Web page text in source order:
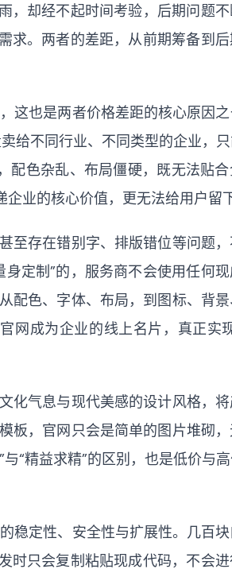
，却经不起时间考验，后期问题
求。两者的差距，从前期筹备到
这也是两者价格差距的核心原因
给不同行业、不同类型的企业，
配色杂乱、布局僵硬，既无法贴
业的核心价值，更无法给用户留
至存在错别字、排版错位等问题
定制”的，服务商不会使用任何
色、字体、布局，到图标、背景
网成为企业的线上名片，真正实
化气息与现代美感的设计风格，
板，官网只会是简单的图片堆砌
“精益求精”的区别，也是低价与
定性、安全性与扩展性。几百块
只会复制粘贴现成代码，不会进